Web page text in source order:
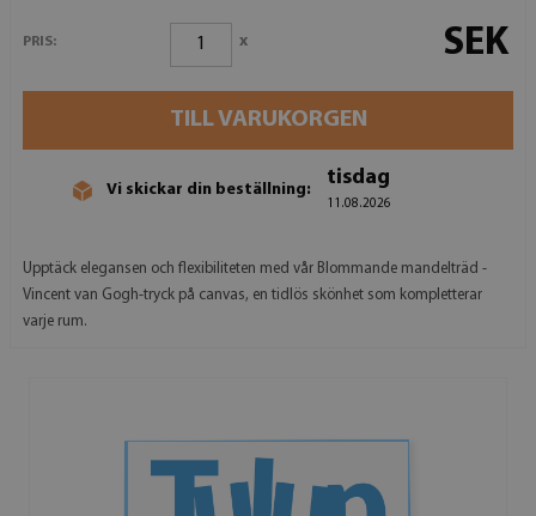
PRIS: x SEK
TILL VARUKORGEN
Vi skickar din beställning:
tisdag
11.08.2026
Upptäck elegansen och flexibiliteten med vår Blommande mandelträd -
Vincent van Gogh-tryck på canvas, en tidlös skönhet som kompletterar
varje rum.